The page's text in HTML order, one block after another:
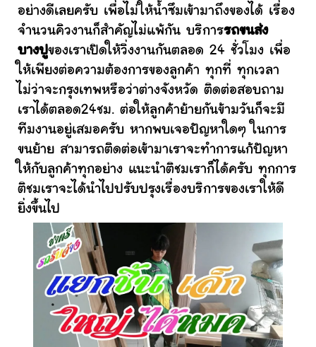
อย่างดีเลยครับ เพื่อไม่ให้น้ำซึมเข้ามาถึงของได้ เรื่อง
จำนวนคิวงานก็สำคัญไม่แพ้กัน บริการรถขนส่ง
บางปูของเราเปิดให้วิ่งงานกันตลอด 24 ชั่วโมง เพื่อ
ให้เพียงต่อความต้องการของลูกค้า ทุกที่ ทุกเวลา
ไม่ว่าจะกรุงเทพหรือว่าต่างจังหวัด ติดต่อสอบถาม
เราได้ตลอด24ชม. ต่อให้ลูกค้าย้ายกันข้ามวันก็จะมี
ทีมงานอยู่เสมอครับ หากพบเจอปัญหาใดๆ ในการ
ขนย้าย สามารถติดต่อเข้ามาเราจะทำการแก้ปัญหา
ให้กับลูกค้าทุกอย่าง แนะนำติชมเราก็ได้ครับ ทุกการ
ติชมเราจะได้นำไปปรับปรุงเรื่องบริการของเราให้ดี
ยิ่งขึ้นไป